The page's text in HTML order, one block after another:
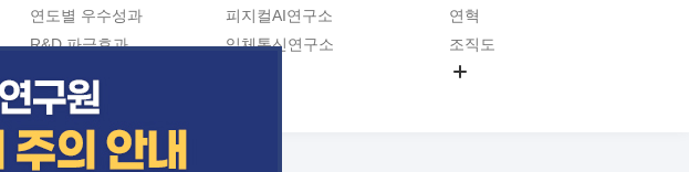
연도별 우수성과
R&D 파급효과
지식공유플랫폼
피지컬AI연구소
입체통신연구소
연혁
조직도